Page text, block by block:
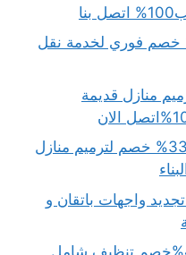
نقل عفش بالرياض بـ45% خصم فوري لخدمة نقل
منازل قديمة
افضل مقاول ترميم الرياض بـ 33% خصم لترميم منازل
واجهات باتقان و